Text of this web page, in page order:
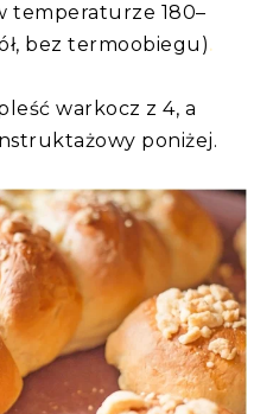
temperaturze 180–
bez termoobiegu).
warkocz z 4, a
poniżej.